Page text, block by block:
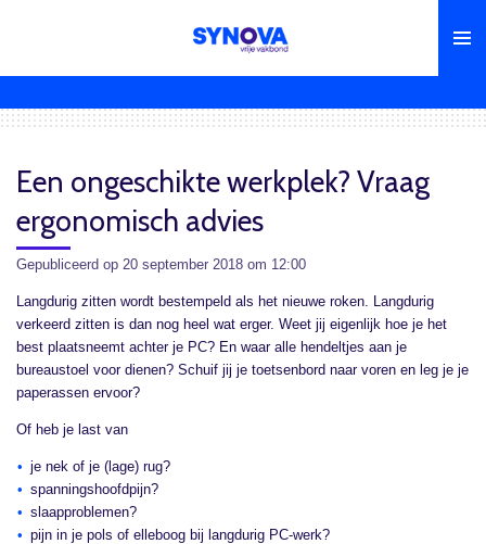
hoofdinhoud
Een ongeschikte werkplek? Vraag
ergonomisch advies
Gepubliceerd op 20 september 2018 om 12:00
Langdurig zitten wordt bestempeld als het nieuwe roken. Langdurig
verkeerd zitten is dan nog heel wat erger. Weet jij eigenlijk hoe je het
best plaatsneemt achter je PC? En waar alle hendeltjes aan je
bureaustoel voor dienen? Schuif jij je toetsenbord naar voren en leg je je
paperassen ervoor?
Of heb je last van
je nek of je (lage) rug?
spanningshoofdpijn?
slaapproblemen?
pijn in je pols of elleboog bij langdurig PC-werk?